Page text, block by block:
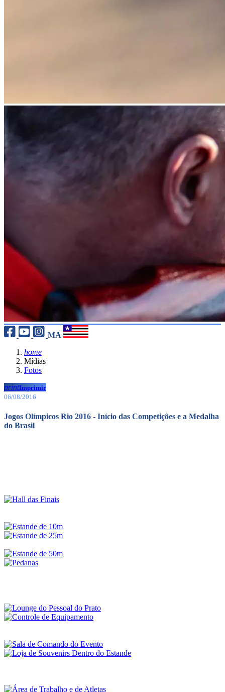
MA
home
Mídias
Fotos
printImprimir
06/08/2016
Jogos Olímpicos Rio 2016 - Início das Competições e a Medalha
do Brasil